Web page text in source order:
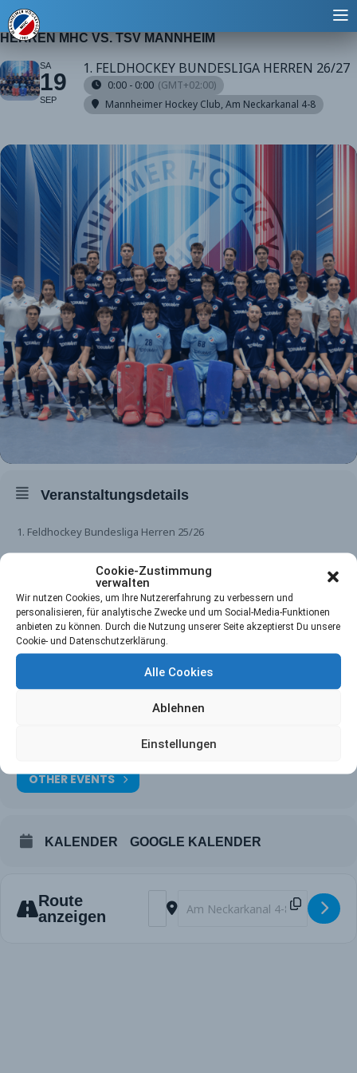
Cookie-Zustimmung
verwalten
Wir nutzen Cookies, um Ihre Nutzererfahrung zu verbessern und
personalisieren, für analytische Zwecke und um Social-Media-Funktionen
anbieten zu können. Durch die Nutzung unserer Seite akzeptierst Du unsere
Cookie- und Datenschutzerklärung.
Alle Cookies
Ablehnen
Einstellungen
HERREN MHC VS. TSV MANNHEIM
SA
19
SEP
1. FELDHOCKEY BUNDESLIGA HERREN 26/27
0:00 - 0:00 (GMT+02:00)
Mannheimer Hockey Club, Am Neckarkanal 4-8
Veranstaltungsdetails
1. Feldhockey Bundesliga Herren 25/26
Zeit
19. September 20260:00-0:00 (GMT+02:00)
OTHER EVENTS
KALENDER GOOGLE KALENDER
Route
anzeigen
Address - Herren MHC vs. TSV
Destination Address - Herren